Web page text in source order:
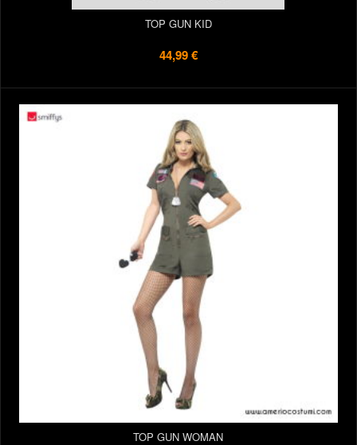
TOP GUN KID
44,99 €
TOP GUN WOMAN